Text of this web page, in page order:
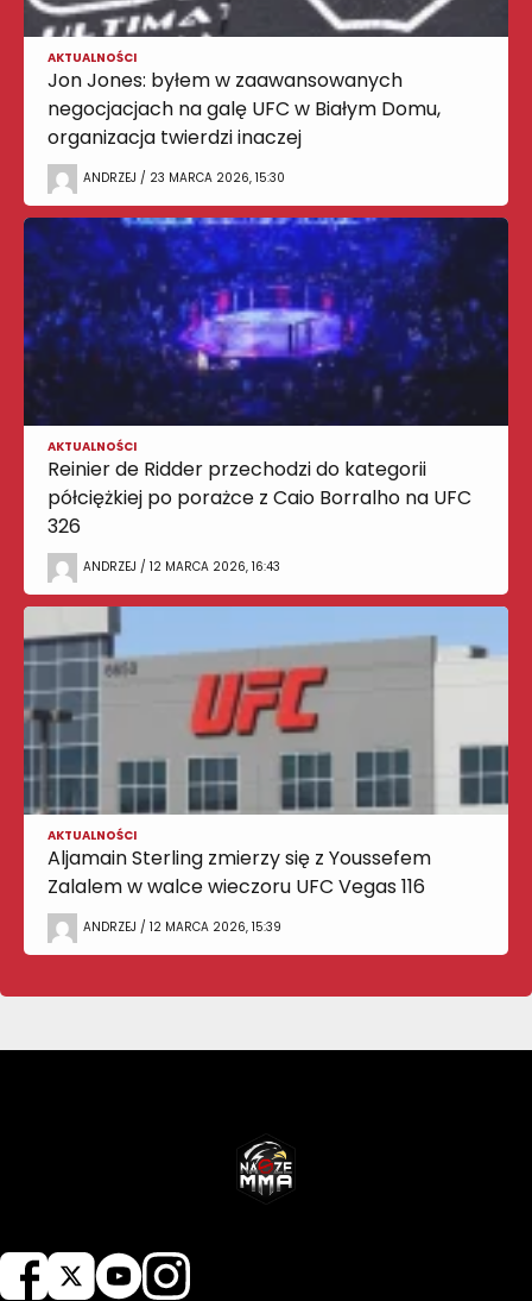
AKTUALNOŚCI
Jon Jones: byłem w zaawansowanych
negocjacjach na galę UFC w Białym Domu,
organizacja twierdzi inaczej
ANDRZEJ / 23 MARCA 2026, 15:30
AKTUALNOŚCI
Reinier de Ridder przechodzi do kategorii
półciężkiej po porażce z Caio Borralho na UFC
326
ANDRZEJ / 12 MARCA 2026, 16:43
AKTUALNOŚCI
Aljamain Sterling zmierzy się z Youssefem
Zalalem w walce wieczoru UFC Vegas 116
ANDRZEJ / 12 MARCA 2026, 15:39